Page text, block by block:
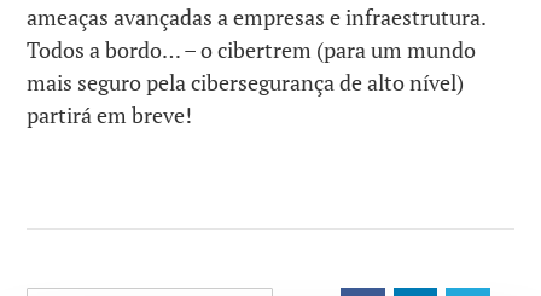
ameaças avançadas a empresas e infraestrutura.
Todos a bordo… – o cibertrem (para um mundo
mais seguro pela cibersegurança de alto nível)
partirá em breve!